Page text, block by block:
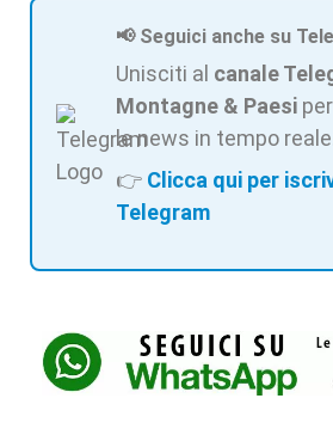
📢 Seguici anche su
Unisciti al canale
Montagne & Paesi
le news in tempo
👉 Clicca qui per
Telegram